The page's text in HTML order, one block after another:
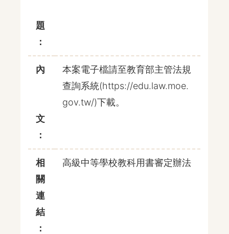
題
：
內
文
：
本案電子檔請至教育部主管法規
查詢系統(https://edu.law.moe.
gov.tw/)下載。
相
關
連
結
：
高級中等學校教科用書審定辦法